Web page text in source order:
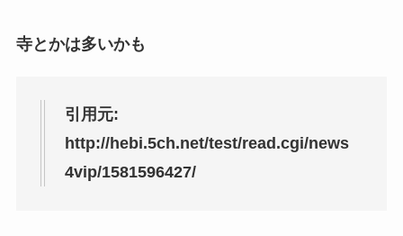
寺とかは多いかも
引用元:
http://hebi.5ch.net/test/read.cgi/news
4vip/1581596427/